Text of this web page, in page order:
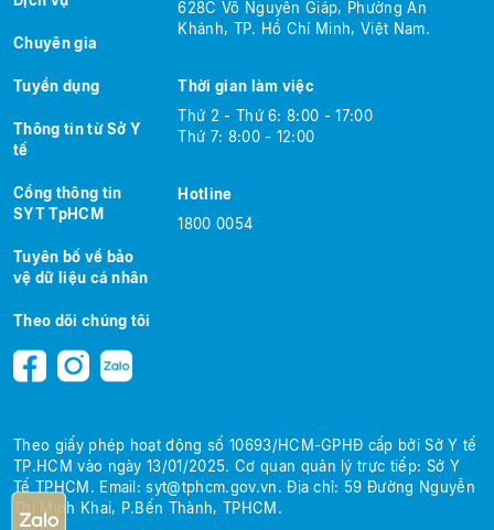
Chuyên gia
Tuyển dụng
Thông tin từ Sở Y
tế
Cổng thông tin
SYT TpHCM
Tuyên bố về bảo
vệ dữ liệu cá nhân
628C Võ Nguyên Giáp, Phường An
Khánh, TP. Hồ Chí Minh, Việt Nam.
Thời gian làm việc
Thứ 2 - Thứ 6: 8:00 - 17:00
Thứ 7: 8:00 - 12:00
Hotline
1800 0054
Theo dõi chúng tôi
Theo giấy phép hoạt động số 10693/HCM-GPHĐ cấp bởi Sở Y tế
TP.HCM vào ngày 13/01/2025. Cơ quan quản lý trực tiếp: Sở Y
Tế TPHCM. Email:syt@tphcm.gov.vn.Địa chỉ: 59 Đường Nguyễn
Thị Minh Khai, P.Bến Thành, TPHCM.